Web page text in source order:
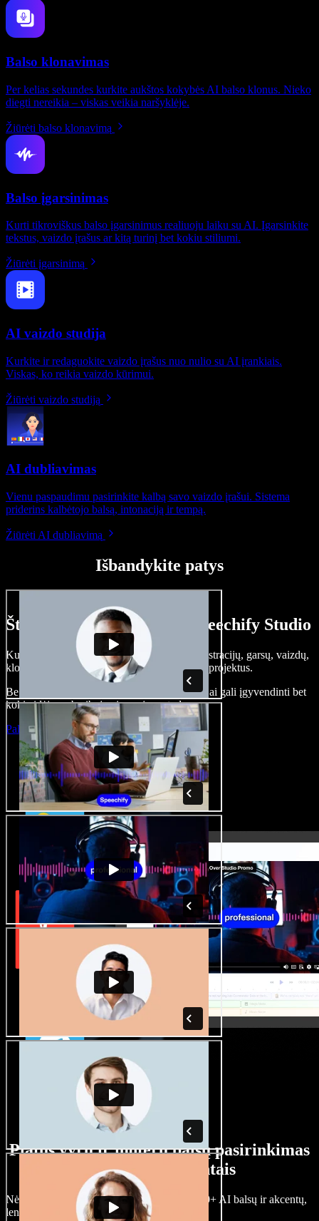
Balso klonavimas
Per kelias sekundes kurkite aukštos kokybės AI balso klonus. Nieko
diegti nereikia – viskas veikia naršyklėje.
Žiūrėti balso klonavimą
Balso įgarsinimas
Kurti tikroviškus balso įgarsinimus realiuoju laiku su AI. Įgarsinkite
tekstus, vaizdo įrašus ar kitą turinį bet kokiu stiliumi.
Žiūrėti įgarsinimą
AI vaizdo studija
Kurkite ir redaguokite vaizdo įrašus nuo nulio su AI įrankiais.
Viskas, ko reikia vaizdo kūrimui.
Žiūrėti vaizdo studiją
AI dubliavimas
Vienu paspaudimu pasirinkite kalbą savo vaizdo įrašui. Sistema
priderins kalbėtojo balsą, intonaciją ir tempą.
Žiūrėti AI dubliavimą
Išbandykite patys
Štai ką galite nuveikti su Speechify Studio
Kurkite įgarsinimus, pridėkite nemokamų iliustracijų, garsų, vaizdų,
klonuokite balsą – kurkite pilnus, įspūdingus projektus.
Be jokių mokymų ir viskas naršyklėje – kūrėjai gali įgyvendinti bet
kokią idėją, neberibojami senųjų metodų.
Paleisti studiją
Platus vyrų ir moterų balsų pasirinkimas
su įvairiais akcentais
Nėra dviejų vienodų projektų. Rinkitės iš 100+ AI balsų ir akcentų,
lengvai juos prisitaikykite.